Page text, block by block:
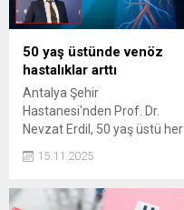
nasıl tüketilir?
50 yaş üstünde venöz
hastalıklar arttı
Antalya Şehir
Hastanesi'nden Prof. Dr.
Nevzat Erdil, 50 yaş üstü her
hastalık (toplardamarlarda
engellemesi) görüldüğünü
15.11.2025